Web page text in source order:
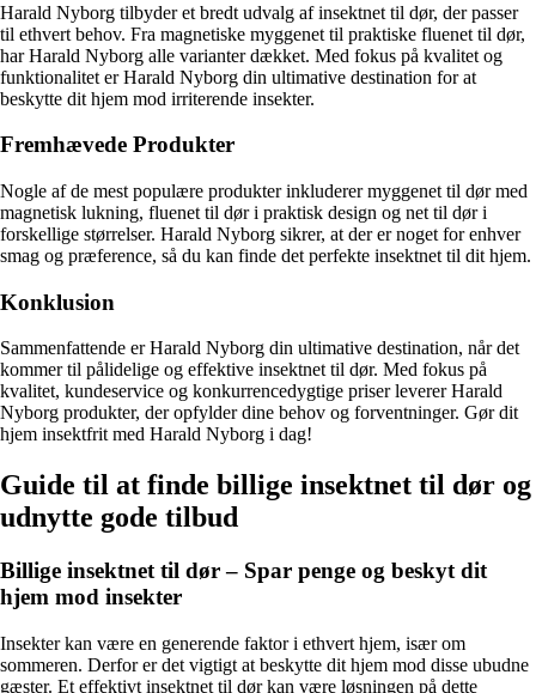
Harald Nyborg tilbyder et bredt udvalg af insektnet til dør, der passer
til ethvert behov. Fra magnetiske myggenet til praktiske fluenet til dør,
har Harald Nyborg alle varianter dækket. Med fokus på kvalitet og
funktionalitet er Harald Nyborg din ultimative destination for at
beskytte dit hjem mod irriterende insekter.
Fremhævede Produkter
Nogle af de mest populære produkter inkluderer myggenet til dør med
magnetisk lukning, fluenet til dør i praktisk design og net til dør i
forskellige størrelser. Harald Nyborg sikrer, at der er noget for enhver
smag og præference, så du kan finde det perfekte insektnet til dit hjem.
Konklusion
Sammenfattende er Harald Nyborg din ultimative destination, når det
kommer til pålidelige og effektive insektnet til dør. Med fokus på
kvalitet, kundeservice og konkurrencedygtige priser leverer Harald
Nyborg produkter, der opfylder dine behov og forventninger. Gør dit
hjem insektfrit med Harald Nyborg i dag!
Guide til at finde billige insektnet til dør og
udnytte gode tilbud
Billige insektnet til dør – Spar penge og beskyt dit
hjem mod insekter
Insekter kan være en generende faktor i ethvert hjem, især om
sommeren. Derfor er det vigtigt at beskytte dit hjem mod disse ubudne
gæster. Et effektivt insektnet til dør kan være løsningen på dette